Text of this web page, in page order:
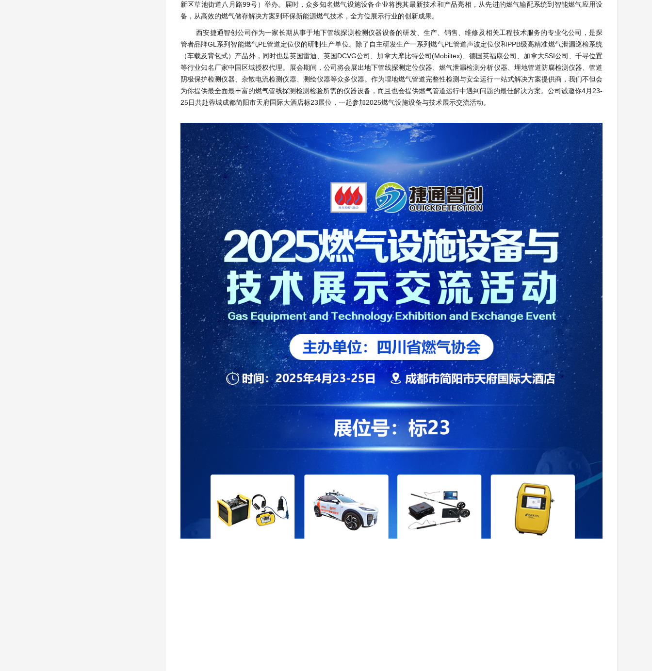
新区草池街道八月路99号）举办。届时，众多知名燃气设施设备企业将携其最新技术和产品亮相，从先进的燃气输配系统到智能燃气应用设
备，从高效的燃气储存解决方案到环保新能源燃气技术，全方位展示行业的创新成果。
西安捷通智创公司作为一家长期从事于地下管线探测检测仪器设备的研发、生产、销售、维修及相关工程技术服务的专业化公司，是探
管者品牌GL系列智能燃气PE管道定位仪的研制生产单位。除了自主研发生产一系列燃气PE管道声波定位仪和PPB级高精准燃气泄漏巡检系统
（车载及背包式）产品外，同时也是英国雷迪、英国DCVG公司、加拿大摩比特公司(Mobiltex)、德国英福康公司、加拿大SSI公司、千寻位置
等行业知名厂家中国区域授权代理。展会期间，公司将会展出地下管线探测定位仪器、燃气泄漏检测分析仪器、埋地管道防腐检测仪器、管道
阴极保护检测仪器、杂散电流检测仪器、测绘仪器等众多仪器。作为埋地燃气管道完整性检测与安全运行一站式解决方案提供商，我们不但会
为你提供最全面最丰富的燃气管线探测检测检验所需的仪器设备，而且也会提供燃气管道运行中遇到问题的最佳解决方案。公司诚邀你4月23-
25日共赴蓉城成都简阳市天府国际大酒店标23展位，一起参加2025燃气设施设备与技术展示交流活动。